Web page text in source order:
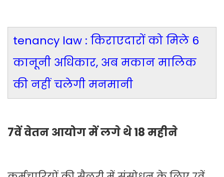
tenancy law : किराएदारों को मिले 6
कानूनी अधिकार, अब मकान मालिक
की नहीं चलेगी मनमानी
7वें वेतन आयोग में लगे थे 18 महीने